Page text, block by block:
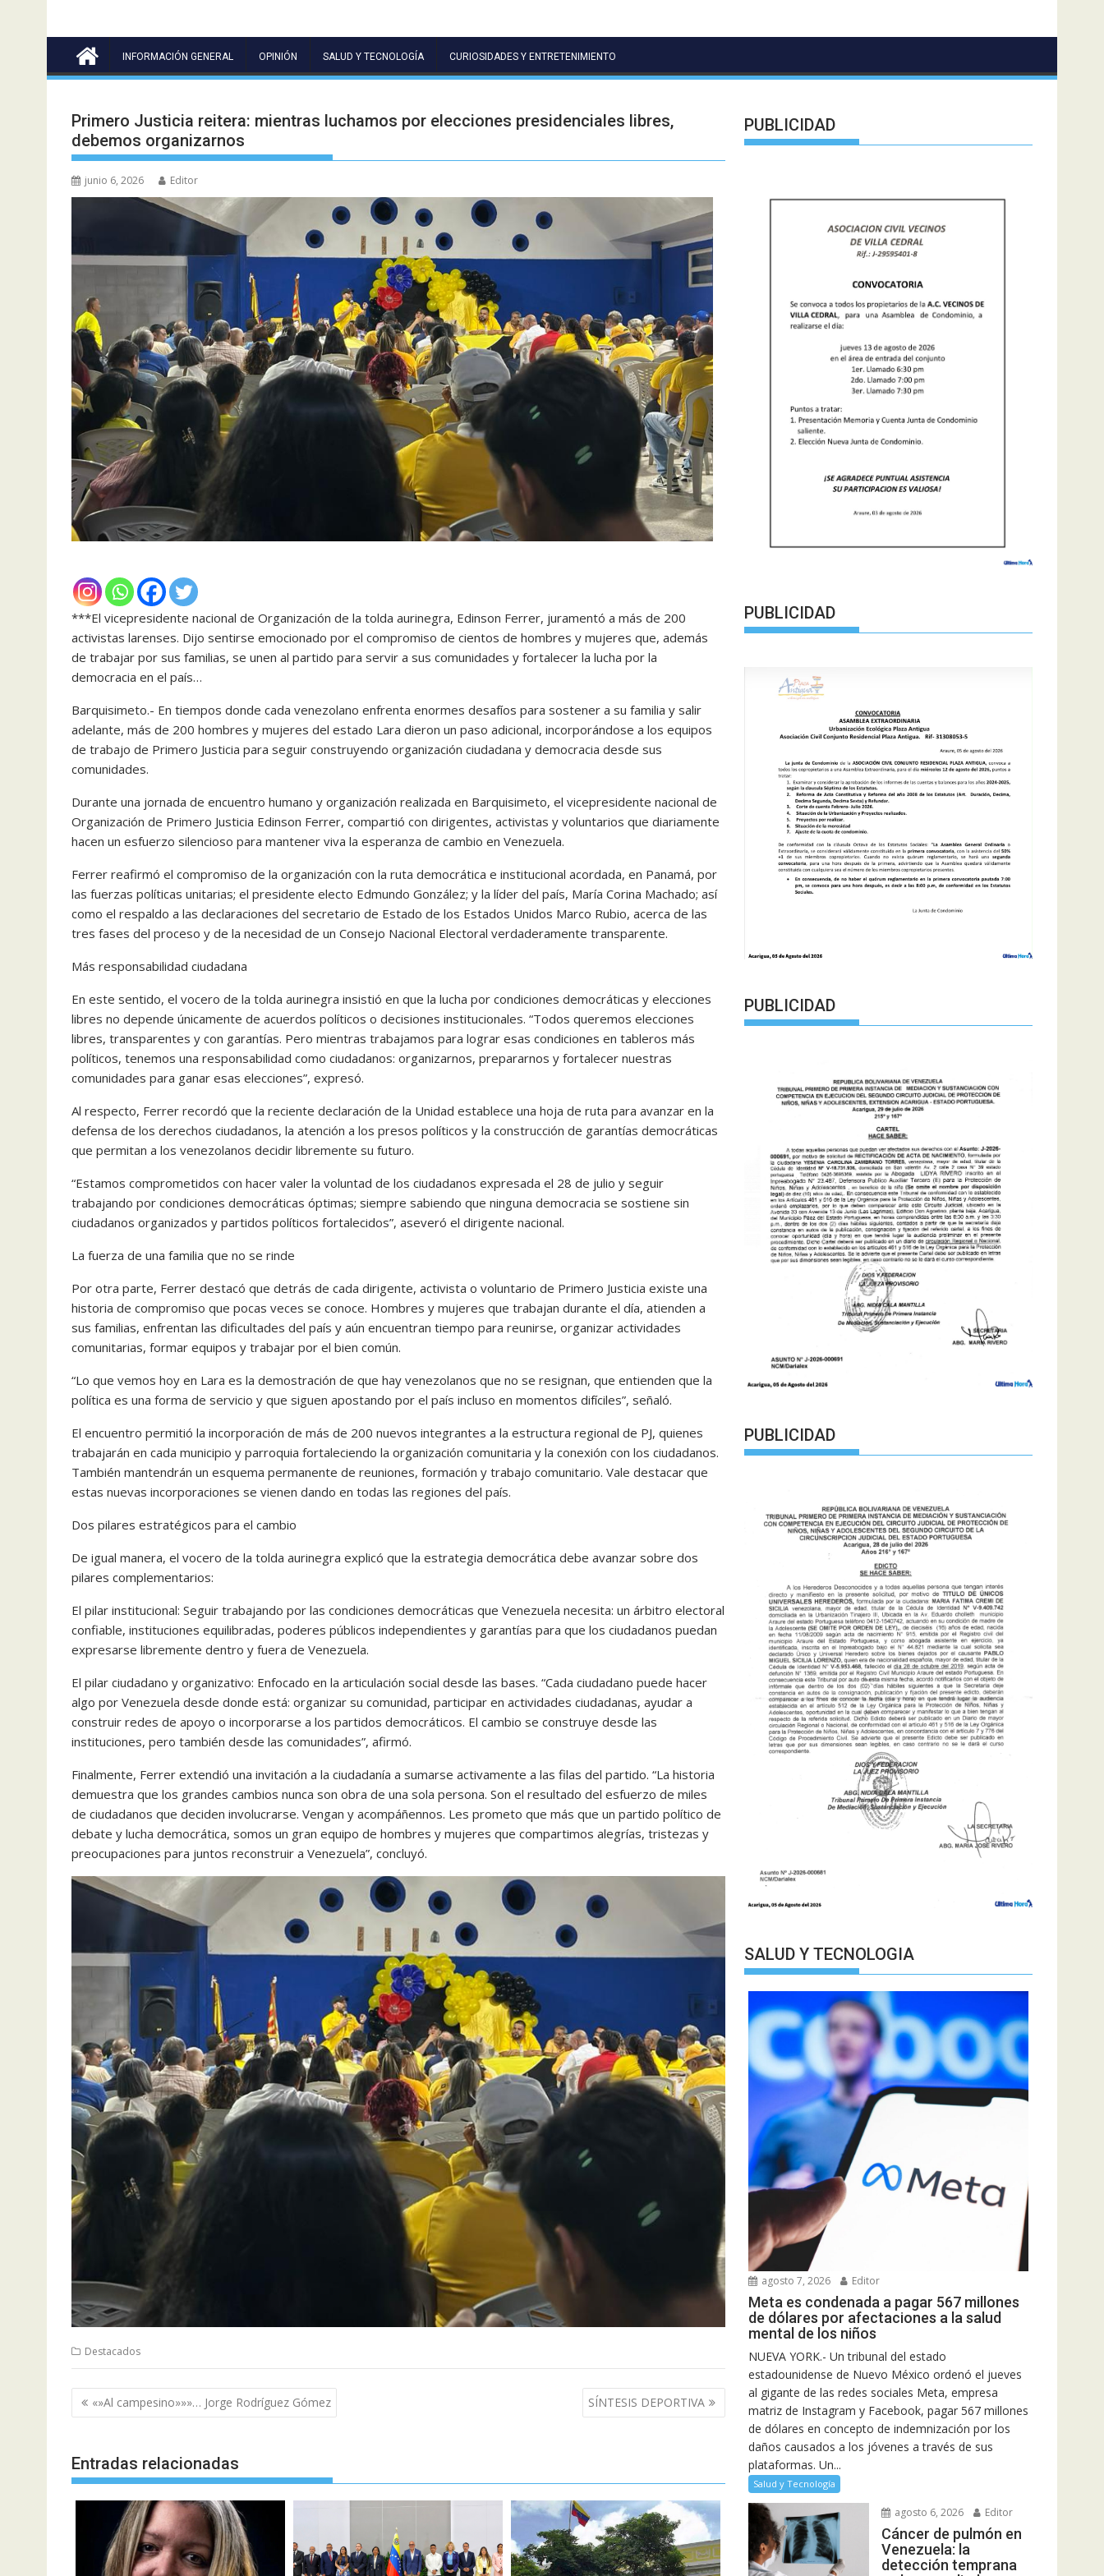
INFORMACIÓN GENERAL OPINIÓN SALUD Y TECNOLOGÍA CURIOSIDADES Y ENTRETENIMIENTO
Primero Justicia reitera: mientras luchamos por elecciones presidenciales libres,
debemos organizarnos
junio 6, 2026 Editor
***El vicepresidente nacional de Organización de la tolda aurinegra, Edinson Ferrer, juramentó a más de 200
activistas larenses. Dijo sentirse emocionado por el compromiso de cientos de hombres y mujeres que, además
de trabajar por sus familias, se unen al partido para servir a sus comunidades y fortalecer la lucha por la
democracia en el país…
Barquisimeto.- En tiempos donde cada venezolano enfrenta enormes desafíos para sostener a su familia y salir
adelante, más de 200 hombres y mujeres del estado Lara dieron un paso adicional, incorporándose a los equipos
de trabajo de Primero Justicia para seguir construyendo organización ciudadana y democracia desde sus
comunidades.
Durante una jornada de encuentro humano y organización realizada en Barquisimeto, el vicepresidente nacional de
Organización de Primero Justicia Edinson Ferrer, compartió con dirigentes, activistas y voluntarios que diariamente
hacen un esfuerzo silencioso para mantener viva la esperanza de cambio en Venezuela.
Ferrer reafirmó el compromiso de la organización con la ruta democrática e institucional acordada, en Panamá, por
las fuerzas políticas unitarias; el presidente electo Edmundo González; y la líder del país, María Corina Machado; así
como el respaldo a las declaraciones del secretario de Estado de los Estados Unidos Marco Rubio, acerca de las
tres fases del proceso y de la necesidad de un Consejo Nacional Electoral verdaderamente transparente.
Más responsabilidad ciudadana
En este sentido, el vocero de la tolda aurinegra insistió en que la lucha por condiciones democráticas y elecciones
libres no depende únicamente de acuerdos políticos o decisiones institucionales. “Todos queremos elecciones
libres, transparentes y con garantías. Pero mientras trabajamos para lograr esas condiciones en tableros más
políticos, tenemos una responsabilidad como ciudadanos: organizarnos, prepararnos y fortalecer nuestras
comunidades para ganar esas elecciones”, expresó.
Al respecto, Ferrer recordó que la reciente declaración de la Unidad establece una hoja de ruta para avanzar en la
defensa de los derechos ciudadanos, la atención a los presos políticos y la construcción de garantías democráticas
que permitan a los venezolanos decidir libremente su futuro.
“Estamos comprometidos con hacer valer la voluntad de los ciudadanos expresada el 28 de julio y seguir
trabajando por condiciones democráticas óptimas; siempre sabiendo que ninguna democracia se sostiene sin
ciudadanos organizados y partidos políticos fortalecidos”, aseveró el dirigente nacional.
La fuerza de una familia que no se rinde
Por otra parte, Ferrer destacó que detrás de cada dirigente, activista o voluntario de Primero Justicia existe una
historia de compromiso que pocas veces se conoce. Hombres y mujeres que trabajan durante el día, atienden a
sus familias, enfrentan las dificultades del país y aún encuentran tiempo para reunirse, organizar actividades
comunitarias, formar equipos y trabajar por el bien común.
“Lo que vemos hoy en Lara es la demostración de que hay venezolanos que no se resignan, que entienden que la
política es una forma de servicio y que siguen apostando por el país incluso en momentos difíciles”, señaló.
El encuentro permitió la incorporación de más de 200 nuevos integrantes a la estructura regional de PJ, quienes
trabajarán en cada municipio y parroquia fortaleciendo la organización comunitaria y la conexión con los ciudadanos.
También mantendrán un esquema permanente de reuniones, formación y trabajo comunitario. Vale destacar que
estas nuevas incorporaciones se vienen dando en todas las regiones del país.
Dos pilares estratégicos para el cambio
De igual manera, el vocero de la tolda aurinegra explicó que la estrategia democrática debe avanzar sobre dos
pilares complementarios:
El pilar institucional: Seguir trabajando por las condiciones democráticas que Venezuela necesita: un árbitro electoral
confiable, instituciones equilibradas, poderes públicos independientes y garantías para que los ciudadanos puedan
expresarse libremente dentro y fuera de Venezuela.
El pilar ciudadano y organizativo: Enfocado en la articulación social desde las bases. “Cada ciudadano puede hacer
algo por Venezuela desde donde está: organizar su comunidad, participar en actividades ciudadanas, ayudar a
construir redes de apoyo o incorporarse a los partidos democráticos. El cambio se construye desde las
instituciones, pero también desde las comunidades”, afirmó.
Finalmente, Ferrer extendió una invitación a la ciudadanía a sumarse activamente a las filas del partido. “La historia
demuestra que los grandes cambios nunca son obra de una sola persona. Son el resultado del esfuerzo de miles
de ciudadanos que deciden involucrarse. Vengan y acompáñennos. Les prometo que más que un partido político de
debate y lucha democrática, somos un gran equipo de hombres y mujeres que compartimos alegrías, tristezas y
preocupaciones para juntos reconstruir a Venezuela”, concluyó.
Destacados
Navegación
de
«»Al campesino»»»… Jorge Rodríguez Gómez SÍNTESIS DEPORTIVA
Entradas relacionadas
PUBLICIDAD
PUBLICIDAD
PUBLICIDAD
PUBLICIDAD
SALUD Y TECNOLOGIA
agosto 7, 2026 Editor
Meta es condenada a pagar 567 millones
de dólares por afectaciones a la salud
mental de los niños
NUEVA YORK.- Un tribunal del estado
estadounidense de Nuevo México ordenó el jueves
al gigante de las redes sociales Meta, empresa
matriz de Instagram y Facebook, pagar 567 millones
de dólares en concepto de indemnización por los
daños causados a los jóvenes a través de sus
plataformas. Un...
Salud y Tecnología
agosto 6, 2026 Editor
Cáncer de pulmón en
Venezuela: la
detección temprana